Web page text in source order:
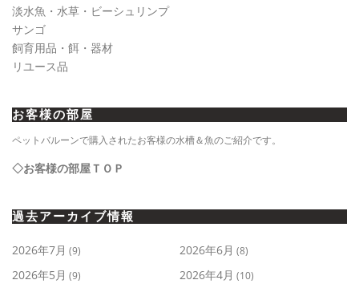
淡水魚・水草・ビーシュリンプ
サンゴ
飼育用品・餌・器材
リユース品
お客様の部屋
ペットバルーンで購入されたお客様の水槽＆魚のご紹介です。
◇お客様の部屋ＴＯＰ
過去アーカイブ情報
2026年7月 (9) 2026年6月 (8)
2026年5月 (9) 2026年4月 (10)